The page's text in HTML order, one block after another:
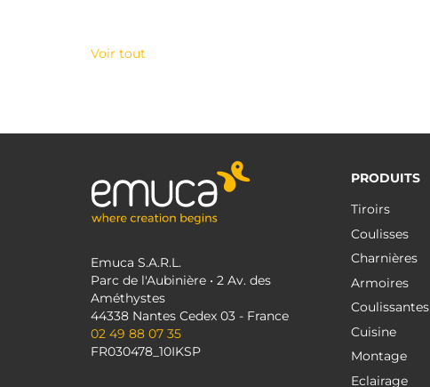
Voir tout
Emuca S.A.R.L.
Parc de l'Aubinière • 2 Av. des
Améthystes
44338 Nantes Cedex 03 - France
02 49 88 07 35
FR030478_10IKSP
PRODUITS
Tiroirs
Coulisses
Charnières
Armoires
Coulissantes
Cuisine
Montage
Eclairage